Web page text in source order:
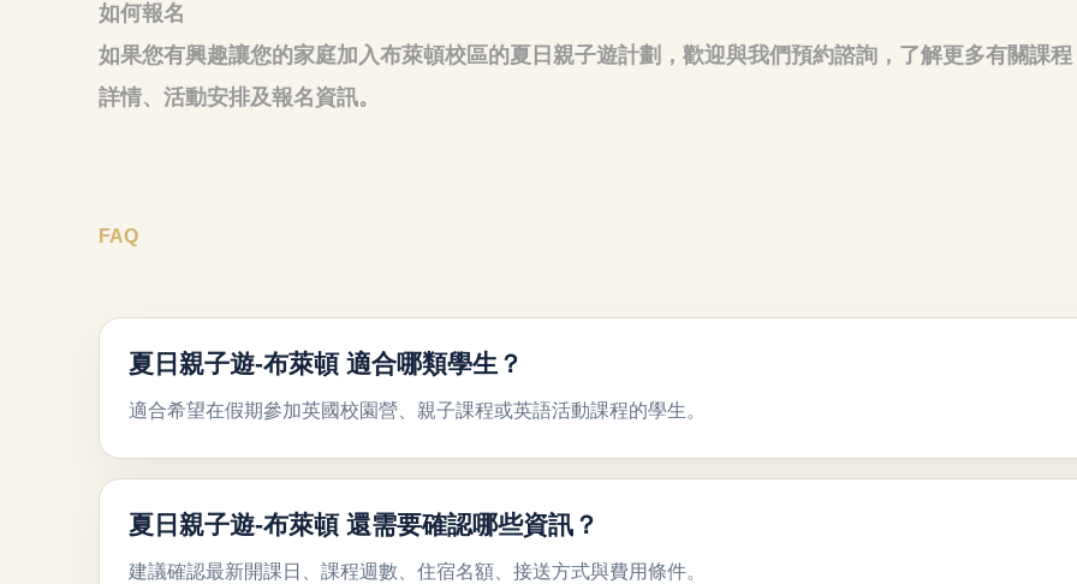
如何報名
如果您有興趣讓您的家庭加入布萊頓校區的夏日親子遊計劃，歡迎與我們預約諮詢，了解更多有關課程
詳情、活動安排及報名資訊。
FAQ
夏日親子遊-布萊頓 適合哪類學生？
適合希望在假期參加英國校園營、親子課程或英語活動課程的學生。
夏日親子遊-布萊頓 還需要確認哪些資訊？
建議確認最新開課日、課程週數、住宿名額、接送方式與費用條件。